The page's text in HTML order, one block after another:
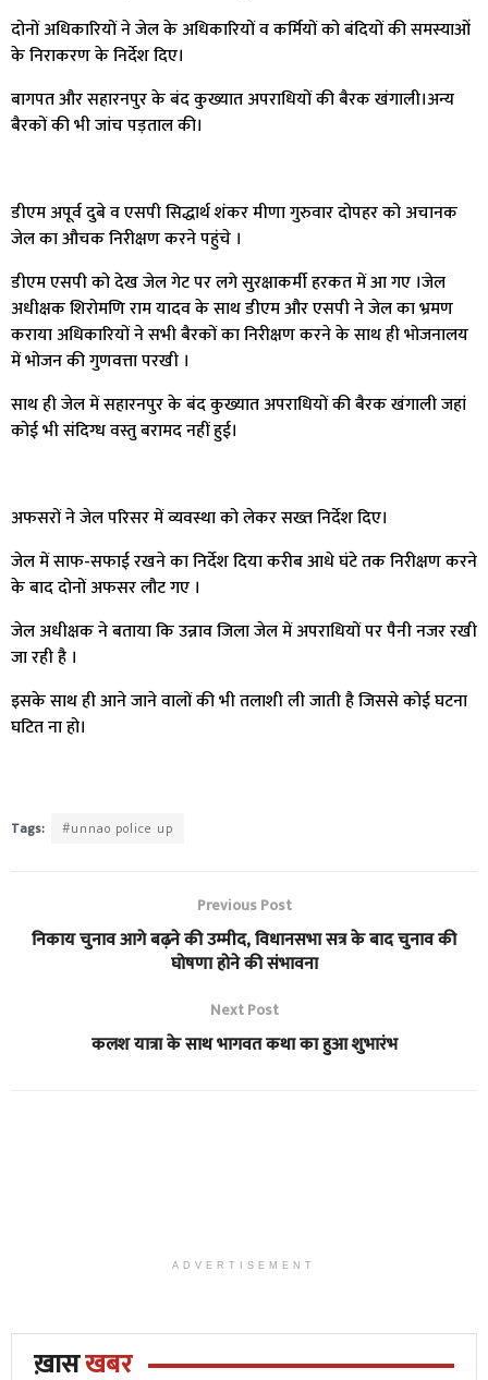
दोनों अधिकारियों ने जेल के अधिकारियों व कर्मियों को बंदियों की समस्याओं
के निराकरण के निर्देश दिए।
बागपत और सहारनपुर के बंद कुख्यात अपराधियों की बैरक खंगाली।अन्य
बैरकों की भी जांच पड़ताल की।
डीएम अपूर्व दुबे व एसपी सिद्धार्थ शंकर मीणा गुरुवार दोपहर को अचानक
जेल का औचक निरीक्षण करने पहुंचे ।
डीएम एसपी को देख जेल गेट पर लगे सुरक्षाकर्मी हरकत में आ गए ।जेल
अधीक्षक शिरोमणि राम यादव के साथ डीएम और एसपी ने जेल का भ्रमण
कराया अधिकारियों ने सभी बैरकों का निरीक्षण करने के साथ ही भोजनालय
में भोजन की गुणवत्ता परखी ।
साथ ही जेल में सहारनपुर के बंद कुख्यात अपराधियों की बैरक खंगाली जहां
कोई भी संदिग्ध वस्तु बरामद नहीं हुई।
अफसरों ने जेल परिसर में व्यवस्था को लेकर सख्त निर्देश दिए।
जेल में साफ-सफाई रखने का निर्देश दिया करीब आधे घंटे तक निरीक्षण करने
के बाद दोनों अफसर लौट गए ।
जेल अधीक्षक ने बताया कि उन्नाव जिला जेल में अपराधियों पर पैनी नजर रखी
जा रही है ।
इसके साथ ही आने जाने वालों की भी तलाशी ली जाती है जिससे कोई घटना
घटित ना हो।
Tags: #unnao police up
Previous Post
निकाय चुनाव आगे बढ़ने की उम्मीद, विधानसभा सत्र के बाद चुनाव की
घोषणा होने की संभावना
Next Post
कलश यात्रा के साथ भागवत कथा का हुआ शुभारंभ
ADVERTISEMENT
ख़ासखबर